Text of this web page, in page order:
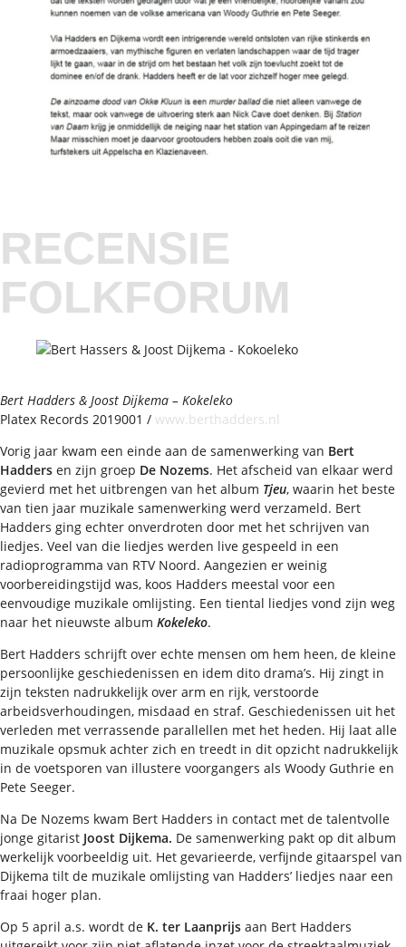
RECENSIE
FOLKFORUM
Bert Hadders & Joost Dijkema – Kokeleko
Platex Records 2019001 / www.berthadders.nl
Vorig jaar kwam een einde aan de samenwerking van Bert
Hadders en zijn groep De Nozems. Het afscheid van elkaar werd
gevierd met het uitbrengen van het album Tjeu, waarin het beste
van tien jaar muzikale samenwerking werd verzameld. Bert
Hadders ging echter onverdroten door met het schrijven van
liedjes. Veel van die liedjes werden live gespeeld in een
radioprogramma van RTV Noord. Aangezien er weinig
voorbereidingstijd was, koos Hadders meestal voor een
eenvoudige muzikale omlijsting. Een tiental liedjes vond zijn weg
naar het nieuwste album Kokeleko.
Bert Hadders schrijft over echte mensen om hem heen, de kleine
persoonlijke geschiedenissen en idem dito drama’s. Hij zingt in
zijn teksten nadrukkelijk over arm en rijk, verstoorde
arbeidsverhoudingen, misdaad en straf. Geschiedenissen uit het
verleden met verrassende parallellen met het heden. Hij laat alle
muzikale opsmuk achter zich en treedt in dit opzicht nadrukkelijk
in de voetsporen van illustere voorgangers als Woody Guthrie en
Pete Seeger.
Na De Nozems kwam Bert Hadders in contact met de talentvolle
jonge gitarist Joost Dijkema. De samenwerking pakt op dit album
werkelijk voorbeeldig uit. Het gevarieerde, verfijnde gitaarspel van
Dijkema tilt de muzikale omlijsting van Hadders’ liedjes naar een
fraai hoger plan.
Op 5 april a.s. wordt de K. ter Laanprijs aan Bert Hadders